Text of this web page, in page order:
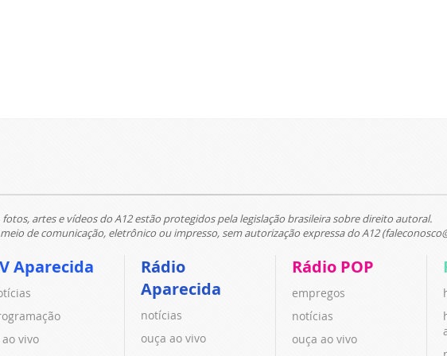
fotos, artes e vídeos do A12 estão protegidos pela legislação brasileira sobre direito autoral.
de comunicação, eletrônico ou impresso, sem autorização expressa do A12
Aparecida
vivo
Rádio
Aparecida
notícias
ouça ao vivo
Rádio POP
empregos
notícias
ouça ao vivo